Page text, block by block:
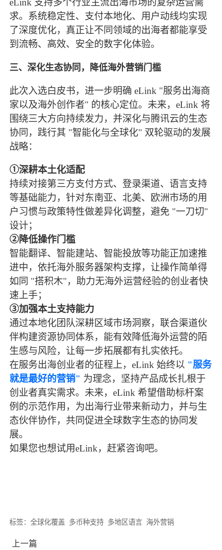
eLink 支持多个行业主流出海市场的复杂运营需
求。系统稳定性、支付本地化、用户动线均实现
了深度优化，真正让不同领域的出海者都能享受
到流畅、高效、安全的数字化体验。
三、深化生态协同，降低海外营销门槛
此次入选白皮书，进一步明确 eLink "服务出海商
家以及海外创作者" 的核心定位。未来，eLink 将
围绕三大方向持续发力，并深化与腾讯云的生态
协同，践行其 "智能化与全球化" 双轮驱动的发展
战略：
①深耕本土化适配
持续对接第三方支付方式、登录渠道、语言支持
等基础能力，针对东南亚、北美、欧洲市场的用
户习惯与政策特性做差异化调整，避免 "一刀切"
设计；
②降低操作门槛
智能翻译、智能建站、智能投放等功能正加速推
进中，依托海外服务器架构支撑，让操作简单得
如同 "搭积木"，助力无海外运营经验的创业者快
速上手；
③加强本土支持能力
通过本地化团队深耕区域市场洞察，联合渠道伙
伴构建资源协同体系，能有效降低海外运营的陌
生感与风险，让每一步拓展都有扎实依托。
在服务出海创业者的征程上，eLink 始终以 "服务
就是最好的营销" 为理念，坚持产品成长扎根于
创业者真实需求。未来，eLink 希望借助标杆案
例的示范作用，为出海行业带来新动力，并与生
态伙伴协作，共同促进全球数字生态的协同发
展。
如果您也想试用eLink，赶紧咨询吧。
标签：全球化覆盖 多币种支持 多地区语言 海外营销
上一篇